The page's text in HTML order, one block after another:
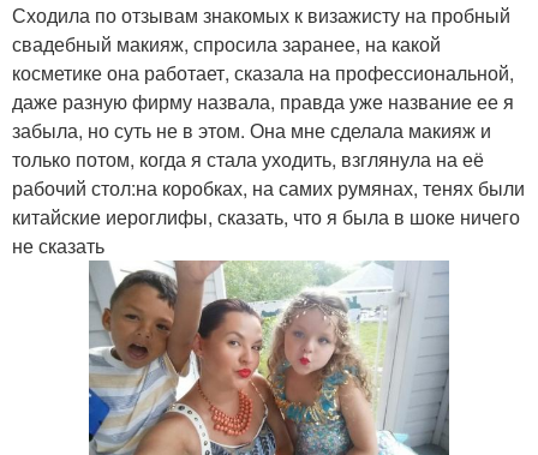
Сходила по отзывам знакомых к визажисту на пробный
свадебный макияж, спросила заранее, на какой
косметике она работает, сказала на профессиональной,
даже разную фирму назвала, правда уже название ее я
забыла, но суть не в этом. Она мне сделала макияж и
только потом, когда я стала уходить, взглянула на её
рабочий стол:на коробках, на самих румянах, тенях были
китайские иероглифы, сказать, что я была в шоке ничего
не сказать